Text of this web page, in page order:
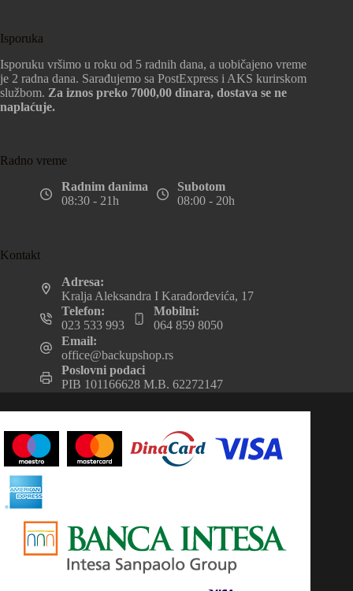
Isporuka
Isporuku vršimo u roku od 5 radnih dana, a uobičajeno vreme
je 2 radna dana. Sarađujemo sa PostExpress i AKS kurirskom
službom. Za iznos preko 7000,00 dinara, dostava se ne
naplaćuje.
Radno vreme
Radnim danima
08:30 - 21h
Subotom
08:00 - 20h
Kontakt
Adresa:
Kralja Aleksandra I Karađorđevića, 17
Telefon:
023 533 993
Mobilni:
064 859 8050
Email:
office@backupshop.rs
Poslovni podaci
PIB 101166628 M.B. 62272147